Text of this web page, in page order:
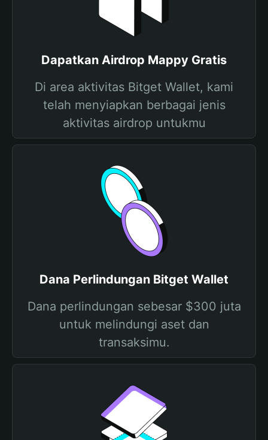
Dapatkan Airdrop Mappy Gratis
Di area aktivitas Bitget Wallet, kami
telah menyiapkan berbagai jenis
aktivitas airdrop untukmu
Dana Perlindungan Bitget Wallet
Dana perlindungan sebesar $300 juta
untuk melindungi aset dan
transaksimu.